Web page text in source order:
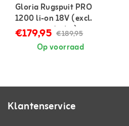
Gloria Rugspuit PRO
1200 li-on 18V (excl.
accu en oplader)
€179,95 €189,95
Op voorraad
Klantenservice